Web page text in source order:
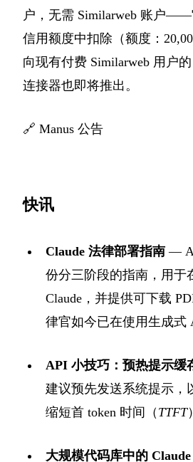
户，无需 Similarweb 账户——
信用额度中扣除（额度：
向现有付费 Similarweb 用户
连接器也即将推出。
🔗 Manus 公告
快讯
Claude 法律部署指南 —
份分三阶段的指南，用于
Claude，并提供可下载
律官如今已在使用生成式
API 小技巧：预热提示缓
建议预先发送系统提示，
缩短首 token 时间（ TTFT
大规模代码库中的 Claude